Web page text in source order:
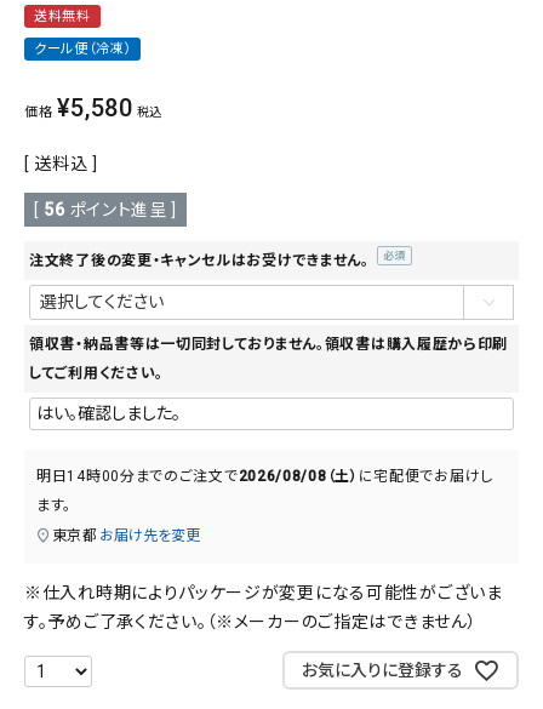
送料無料
クール便（冷凍）
価格 ¥5,580 税込
送料込
56 ポイント進呈 ]
注文終了後の変更・キャンセルはお受けできません。
領収書・納品書等は一切同封しておりません。領収書は購入履歴から印刷
してご利用ください。
明日 14時00分 までのご注文で2026/08/08（土） に宅配便でお届けし
ます。
東京都 お届け先を変更
※仕入れ時期によりパッケージが変更になる可能性がございま
す。予めご了承ください。（※メーカーのご指定はできません）
お気に入りに登録する